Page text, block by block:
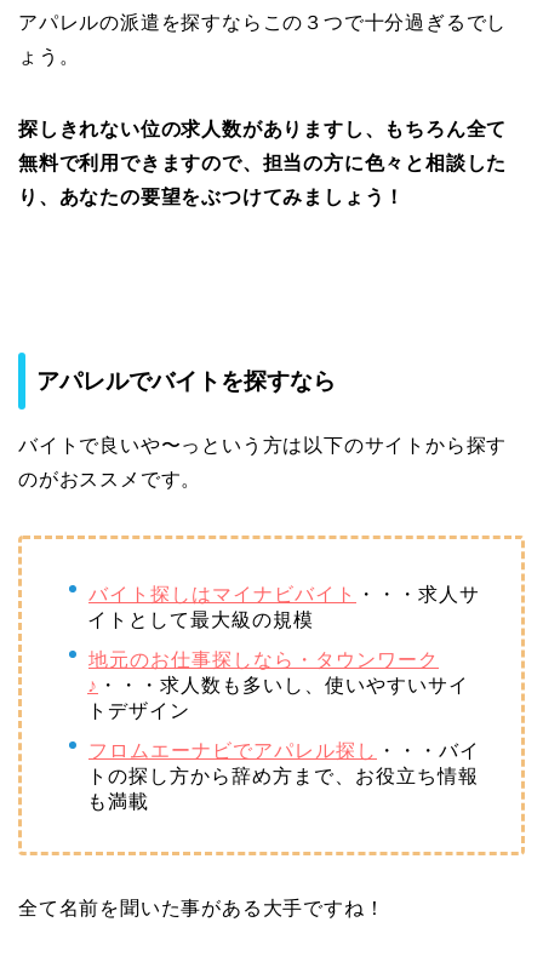
アパレルの派遣を探すならこの３つで十分過ぎるでし
ょう。
探しきれない位の求人数がありますし、もちろん全て
無料で利用できますので、担当の方に色々と相談した
り、あなたの要望をぶつけてみましょう！
アパレルでバイトを探すなら
バイトで良いや〜っという方は以下のサイトから探す
のがおススメです。
バイト探しはマイナビバイト
・・・求人サ
イトとして最大級の規模
地元のお仕事探しなら・タウンワーク
♪ ・・・求人数も多いし、使いやすいサイ
トデザイン
フロムエーナビでアパレル探し ・・・バイ
トの探し方から辞め方まで、お役立ち情報
も満載
全て名前を聞いた事がある大手ですね！